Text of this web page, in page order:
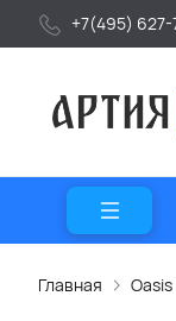
+7(495) 627-
Главная Oasis